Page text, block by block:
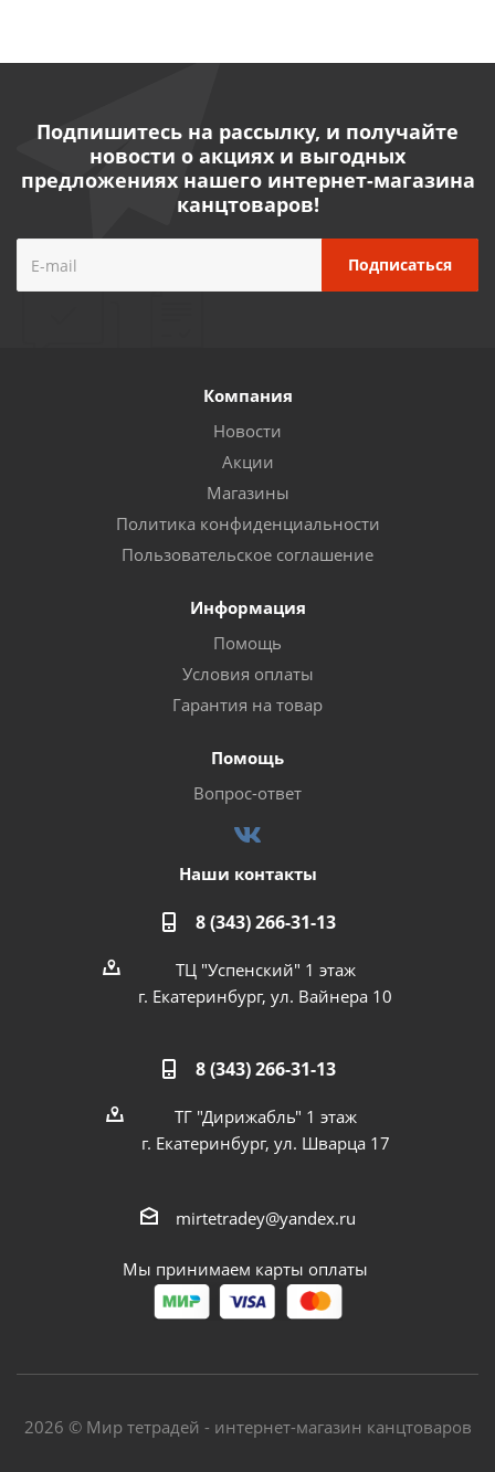
Подпишитесь на рассылку, и получайте
новости о акциях и выгодных
предложениях нашего интернет-магазина
канцтоваров!
Компания
Новости
Акции
Магазины
Политика конфиденциальности
Пользовательское соглашение
Информация
Помощь
Условия оплаты
Гарантия на товар
Помощь
Вопрос-ответ
Наши контакты
8 (343) 266-31-13
ТЦ "Успенский" 1 этаж
г. Екатеринбург, ул. Вайнера 10
8 (343) 266-31-13
ТГ "Дирижабль" 1 этаж
г. Екатеринбург, ул. Шварца 17
mirtetradey@yandex.ru
Мы принимаем карты оплаты
2026 © Мир тетрадей - интернет-магазин канцтоваров